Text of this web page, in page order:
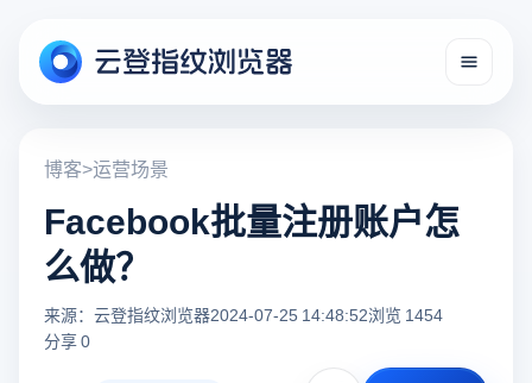
博客>运营场景
Facebook批量注册账户怎
么做？
来源：云登指纹浏览器2024-07-25 14:48:52浏览 1454
分享 0